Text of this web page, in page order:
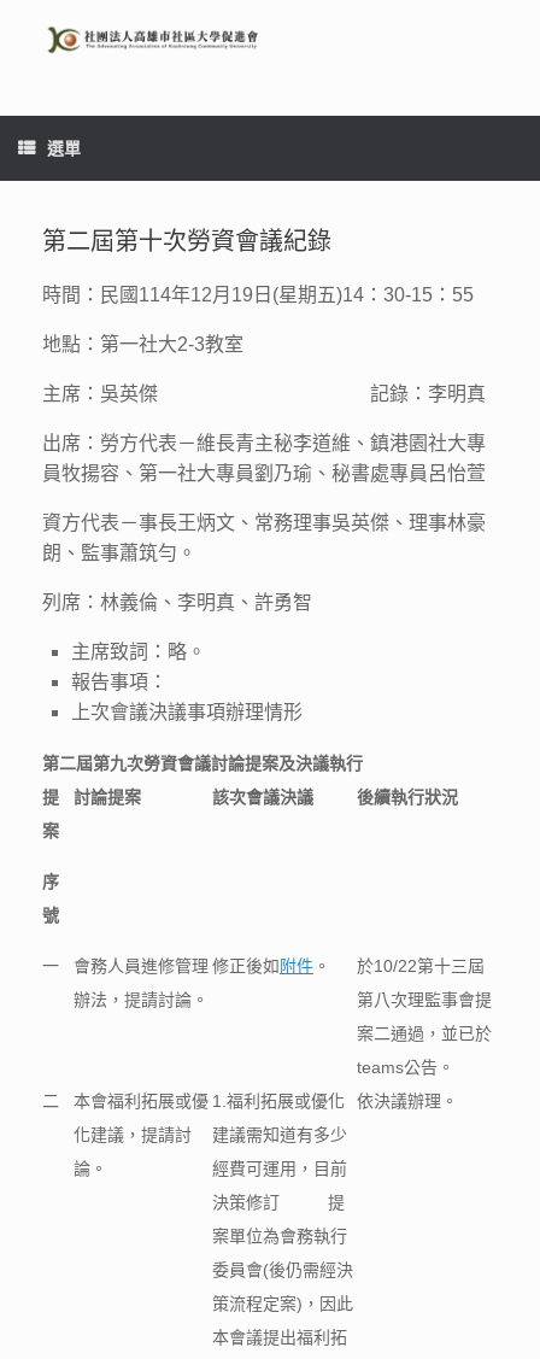
content
選單
第二屆第十次勞資會議紀錄
時間：民國114年12月19日(星期五)14：30-15：55
地點：第一社大2-3教室
主席：吳英傑 記錄：李明真
出席：勞方代表－維長青主秘李道維、鎮港園社大專
員牧揚容、第一社大專員劉乃瑜、秘書處專員呂怡萱
資方代表－事長王炳文、常務理事吳英傑、理事林豪
朗、監事蕭筑勻。
列席：林義倫、李明真、許勇智
主席致詞：略。
報告事項：
上次會議決議事項辦理情形
第二屆第九次勞資會議討論提案及決議執行
提
案
序
號
討論提案 該次會議決議 後續執行狀況
一
會務人員進修管理
辦法，提請討論。
修正後如附件 。
於10/22第十三屆
第八次理監事會提
案二通過，並已於
teams公告。
二
本會福利拓展或優
化建議，提請討
論。
1.福利拓展或優化
建議需知道有多少
經費可運用，目前
決策修訂 提
案單位為會務執行
委員會(後仍需經決
策流程定案)，因此
本會議提出福利拓
依決議辦理。